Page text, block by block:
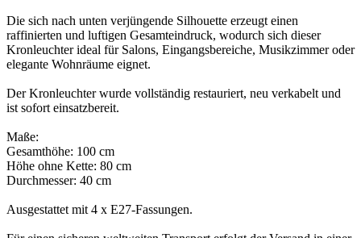
Die sich nach unten verjüngende Silhouette erzeugt einen
raffinierten und luftigen Gesamteindruck, wodurch sich dieser
Kronleuchter ideal für Salons, Eingangsbereiche, Musikzimmer oder
elegante Wohnräume eignet.
Der Kronleuchter wurde vollständig restauriert, neu verkabelt und
ist sofort einsatzbereit.
Maße:
Gesamthöhe: 100 cm
Höhe ohne Kette: 80 cm
Durchmesser: 40 cm
Ausgestattet mit 4 x E27-Fassungen.